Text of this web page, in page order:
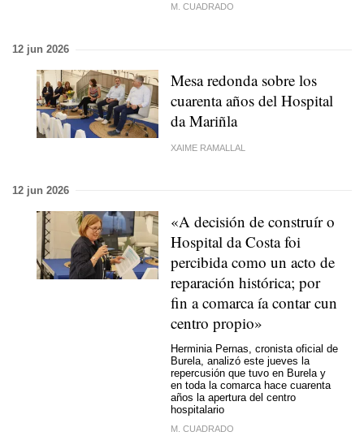
M. CUADRADO
12 jun 2026
Mesa redonda sobre los
cuarenta años del Hospital
da Mariñla
XAIME RAMALLAL
12 jun 2026
«A decisión de construír o
Hospital da Costa foi
percibida como un acto de
reparación histórica; por
fin a comarca ía contar cun
centro propio»
Herminia Pernas, cronista oficial de
Burela, analizó este jueves la
repercusión que tuvo en Burela y
en toda la comarca hace cuarenta
años la apertura del centro
hospitalario
M. CUADRADO